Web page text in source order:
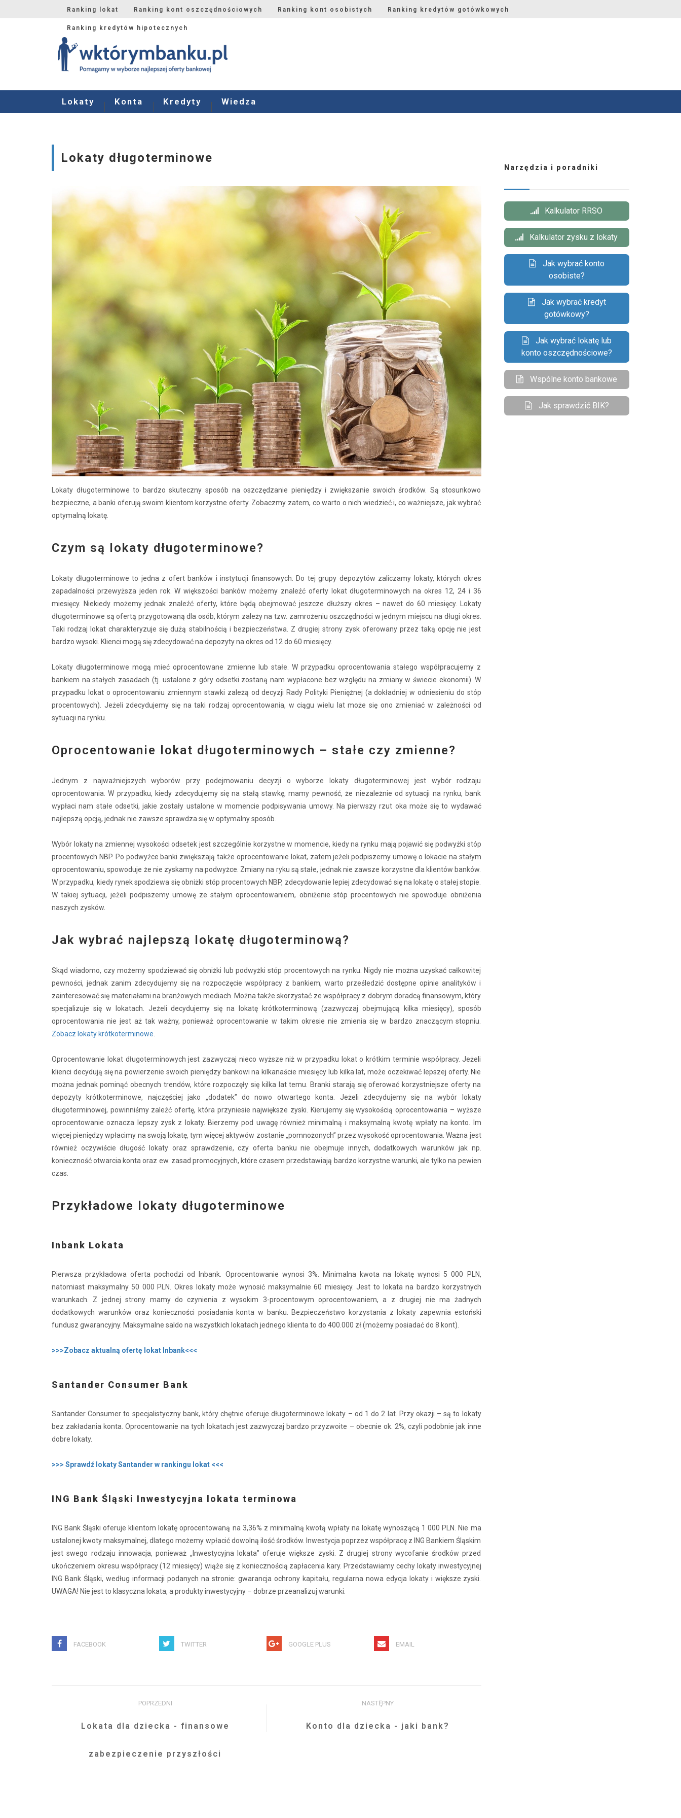
Ranking lokat Ranking kont oszczędnościowych Ranking kont osobistych Ranking kredytów gotówkowych
Ranking kredytów hipotecznych
Lokaty Konta Kredyty Wiedza
Lokaty długoterminowe
Lokaty długoterminowe to bardzo skuteczny sposób na oszczędzanie pieniędzy i zwiększanie swoich środków. Są stosunkowo
bezpieczne, a banki oferują swoim klientom korzystne oferty. Zobaczmy zatem, co warto o nich wiedzieć i, co ważniejsze, jak wybrać
optymalną lokatę.
Czym są lokaty długoterminowe?
Lokaty długoterminowe to jedna z ofert banków i instytucji finansowych. Do tej grupy depozytów zaliczamy lokaty, których okres
zapadalności przewyższa jeden rok. W większości banków możemy znaleźć oferty lokat długoterminowych na okres 12, 24 i 36
miesięcy. Niekiedy możemy jednak znaleźć oferty, które będą obejmować jeszcze dłuższy okres – nawet do 60 miesięcy. Lokaty
długoterminowe są ofertą przygotowaną dla osób, którym zależy na tzw. zamrożeniu oszczędności w jednym miejscu na długi okres.
Taki rodzaj lokat charakteryzuje się dużą stabilnością i bezpieczeństwa. Z drugiej strony zysk oferowany przez taką opcję nie jest
bardzo wysoki. Klienci mogą się zdecydować na depozyty na okres od 12 do 60 miesięcy.
Lokaty długoterminowe mogą mieć oprocentowane zmienne lub stałe. W przypadku oprocentowania stałego współpracujemy z
bankiem na stałych zasadach (tj. ustalone z góry odsetki zostaną nam wypłacone bez względu na zmiany w świecie ekonomii). W
przypadku lokat o oprocentowaniu zmiennym stawki zależą od decyzji Rady Polityki Pieniężnej (a dokładniej w odniesieniu do stóp
procentowych). Jeżeli zdecydujemy się na taki rodzaj oprocentowania, w ciągu wielu lat może się ono zmieniać w zależności od
sytuacji na rynku.
Oprocentowanie lokat długoterminowych – stałe czy zmienne?
Jednym z najważniejszych wyborów przy podejmowaniu decyzji o wyborze lokaty długoterminowej jest wybór rodzaju
oprocentowania. W przypadku, kiedy zdecydujemy się na stałą stawkę, mamy pewność, że niezależnie od sytuacji na rynku, bank
wypłaci nam stałe odsetki, jakie zostały ustalone w momencie podpisywania umowy. Na pierwszy rzut oka może się to wydawać
najlepszą opcją, jednak nie zawsze sprawdza się w optymalny sposób.
Wybór lokaty na zmiennej wysokości odsetek jest szczególnie korzystne w momencie, kiedy na rynku mają pojawić się podwyżki stóp
procentowych NBP. Po podwyżce banki zwiększają także oprocentowanie lokat, zatem jeżeli podpiszemy umowę o lokacie na stałym
oprocentowaniu, spowoduje że nie zyskamy na podwyżce. Zmiany na ryku są stałe, jednak nie zawsze korzystne dla klientów banków.
W przypadku, kiedy rynek spodziewa się obniżki stóp procentowych NBP, zdecydowanie lepiej zdecydować się na lokatę o stałej stopie.
W takiej sytuacji, jeżeli podpiszemy umowę ze stałym oprocentowaniem, obniżenie stóp procentowych nie spowoduje obniżenia
naszych zysków.
Jak wybrać najlepszą lokatę długoterminową?
Skąd wiadomo, czy możemy spodziewać się obniżki lub podwyżki stóp procentowych na rynku. Nigdy nie można uzyskać całkowitej
pewności, jednak zanim zdecydujemy się na rozpoczęcie współpracy z bankiem, warto prześledzić dostępne opinie analityków i
zainteresować się materiałami na branżowych mediach. Można także skorzystać ze współpracy z dobrym doradcą finansowym, który
specjalizuje się w lokatach. Jeżeli decydujemy się na lokatę krótkoterminową (zazwyczaj obejmującą kilka miesięcy), sposób
oprocentowania nie jest aż tak ważny, ponieważ oprocentowanie w takim okresie nie zmienia się w bardzo znaczącym stopniu.
Zobacz lokaty krótkoterminowe
Oprocentowanie lokat długoterminowych jest zazwyczaj nieco wyższe niż w przypadku lokat o krótkim terminie współpracy. Jeżeli
klienci decydują się na powierzenie swoich pieniędzy bankowi na kilkanaście miesięcy lub kilka lat, może oczekiwać lepszej oferty. Nie
można jednak pominąć obecnych trendów, które rozpoczęły się kilka lat temu. Branki starają się oferować korzystniejsze oferty na
depozyty krótkoterminowe, najczęściej jako „dodatek” do nowo otwartego konta. Jeżeli zdecydujemy się na wybór lokaty
długoterminowej, powinniśmy zaleźć ofertę, która przyniesie największe zyski. Kierujemy się wysokością oprocentowania – wyższe
oprocentowanie oznacza lepszy zysk z lokaty. Bierzemy pod uwagę również minimalną i maksymalną kwotę wpłaty na konto. Im
więcej pieniędzy wpłacimy na swoją lokatę, tym więcej aktywów zostanie „pomnożonych” przez wysokość oprocentowania. Ważna jest
również oczywiście długość lokaty oraz sprawdzenie, czy oferta banku nie obejmuje innych, dodatkowych warunków jak np.
konieczność otwarcia konta oraz ew. zasad promocyjnych, które czasem przedstawiają bardzo korzystne warunki, ale tylko na pewien
czas.
Przykładowe lokaty długoterminowe
Inbank Lokata
Pierwsza przykładowa oferta pochodzi od Inbank. Oprocentowanie wynosi 3%. Minimalna kwota na lokatę wynosi 5 000 PLN,
natomiast maksymalny 50 000 PLN. Okres lokaty może wynosić maksymalnie 60 miesięcy. Jest to lokata na bardzo korzystnych
warunkach. Z jednej strony mamy do czynienia z wysokim 3-procentowym oprocentowaniem, a z drugiej nie ma żadnych
dodatkowych warunków oraz konieczności posiadania konta w banku. Bezpieczeństwo korzystania z lokaty zapewnia estoński
fundusz gwarancyjny. Maksymalne saldo na wszystkich lokatach jednego klienta to do 400.000 zł (możemy posiadać do 8 kont).
>>>Zobacz aktualną ofertę lokat Inbank<<<
Santander Consumer Bank
Santander Consumer to specjalistyczny bank, który chętnie oferuje długoterminowe lokaty – od 1 do 2 lat. Przy okazji – są to lokaty
bez zakładania konta. Oprocentowanie na tych lokatach jest zazwyczaj bardzo przyzwoite – obecnie ok. 2%, czyli podobnie jak inne
dobre lokaty.
>>> Sprawdź lokaty Santander w rankingu lokat <<<
ING Bank Śląski Inwestycyjna lokata terminowa
ING Bank Śląski oferuje klientom lokatę oprocentowaną na 3,36% z minimalną kwotą wpłaty na lokatę wynoszącą 1 000 PLN. Nie ma
ustalonej kwoty maksymalnej, dlatego możemy wpłacić dowolną ilość środków. Inwestycja poprzez współpracę z ING Bankiem Śląskim
jest swego rodzaju innowacja, ponieważ „Inwestycyjna lokata” oferuje większe zyski. Z drugiej strony wycofanie środków przed
ukończeniem okresu współpracy (12 miesięcy) wiąże się z koniecznością zapłacenia kary. Przedstawiamy cechy lokaty inwestycyjnej
ING Bank Śląski, według informacji podanych na stronie: gwarancja ochrony kapitału, regularna nowa edycja lokaty i większe zyski.
UWAGA! Nie jest to klasyczna lokata, a produkty inwestycyjny – dobrze przeanalizuj warunki.
FACEBOOK TWITTER GOOGLE PLUS EMAIL
POPRZEDNI
Lokata dla dziecka - finansowe
zabezpieczenie przyszłości
NASTĘPNY
Konto dla dziecka - jaki bank?
Narzędzia i poradniki
Kalkulator RRSO
Kalkulator zysku z lokaty
Jak wybrać konto
osobiste?
Jak wybrać kredyt
gotówkowy?
Jak wybrać lokatę lub
konto oszczędnościowe?
Wspólne konto bankowe
Jak sprawdzić BIK?